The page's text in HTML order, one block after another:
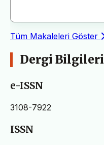
Tüm Makaleleri Göster
Dergi Bilgileri
e-ISSN
3108-7922
ISSN